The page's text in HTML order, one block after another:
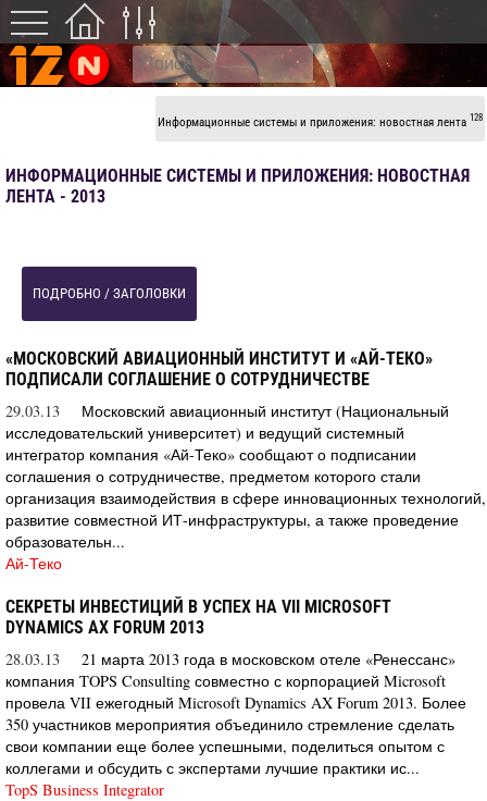
Информационные системы и приложения: новостная лента 128
ИНФОРМАЦИОННЫЕ СИСТЕМЫ И ПРИЛОЖЕНИЯ: НОВОСТНАЯ
ЛЕНТА - 2013
ПОДРОБНО / ЗАГОЛОВКИ
«МОСКОВСКИЙ АВИАЦИОННЫЙ ИНСТИТУТ И «АЙ-ТЕКО»
ПОДПИСАЛИ СОГЛАШЕНИЕ О СОТРУДНИЧЕСТВЕ
29.03.13
Московский авиационный институт (Национальный
исследовательский университет) и ведущий системный
интегратор компания «Ай-Теко» сообщают о подписании
соглашения о сотрудничестве, предметом которого стали
организация взаимодействия в сфере инновационных технологий,
развитие совместной ИТ-инфраструктуры, а также проведение
образовательн...
Ай-Теко
СЕКРЕТЫ ИНВЕСТИЦИЙ В УСПЕХ НА VII MICROSOFT
DYNAMICS AX FORUM 2013
28.03.13
21 марта 2013 года в московском отеле «Ренессанс»
компания TOPS Consulting совместно с корпорацией Microsoft
провела VII ежегодный Microsoft Dynamics AX Forum 2013. Более
350 участников мероприятия объединило стремление сделать
свои компании еще более успешными, поделиться опытом с
коллегами и обсудить с экспертами лучшие практики ис...
TopS Business Integrator